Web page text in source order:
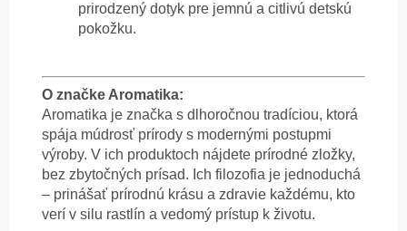
prirodzený dotyk pre jemnú a citlivú detskú
pokožku.
O značke Aromatika:
Aromatika je značka s dlhoročnou tradíciou, ktorá
spája múdrosť prírody s modernými postupmi
výroby. V ich produktoch nájdete prírodné zložky,
bez zbytočných prísad. Ich filozofia je jednoduchá
– prinášať prírodnú krásu a zdravie každému, kto
verí v silu rastlín a vedomý prístup k životu.